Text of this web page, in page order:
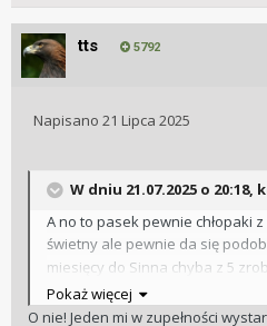
tts 5792
Napisano 21 Lipca 2025
W dniu 21.07.2025 o 20:18,
A no to pasek pewnie chłopaki
świetny ale pewnie da się
miesięcy do Sinna chyba z 5
Pokaż więcej
O nie! Jeden mi w zupełności